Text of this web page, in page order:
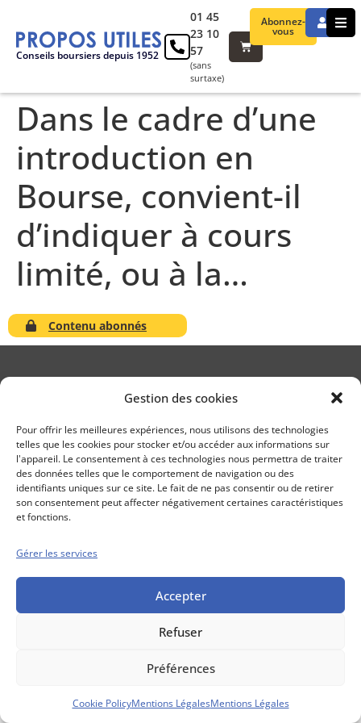
Gestion des cookies
Pour offrir les meilleures expériences, nous utilisons des technologies
telles que les cookies pour stocker et/ou accéder aux informations sur
l'appareil. Le consentement à ces technologies nous permettra de traiter
des données telles que le comportement de navigation ou des
identifiants uniques sur ce site. Le fait de ne pas consentir ou de retirer
son consentement peut affecter négativement certaines caractéristiques
et fonctions.
Gérer les services
Accepter
Refuser
Préférences
Cookie PolicyMentions LégalesMentions Légales
Conseils boursiers depuis 1952
Abonnez-
vous
01 45
23 10
57
(sans
surtaxe)
Dans le cadre d’une
introduction en
Bourse, convient-il
d’indiquer à cours
limité, ou à la…
Contenu abonnés
Conseils boursiers depuis 1952
Propos Utiles est
une publication
des Editions
Marigny
Mentions Légales
Politique cookie